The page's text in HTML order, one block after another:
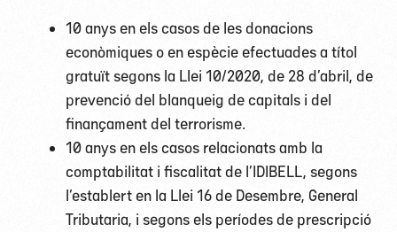
10 anys en els casos de les donacions
econòmiques o en espècie efectuades a títol
gratuït segons la Llei 10/2020, de 28 d’abril, de
prevenció del blanqueig de capitals i del
finançament del terrorisme.
10 anys en els casos relacionats amb la
comptabilitat i fiscalitat de l’IDIBELL, segons
l’establert en la Llei 16 de Desembre, General
Tributaria, i segons els períodes de prescripció